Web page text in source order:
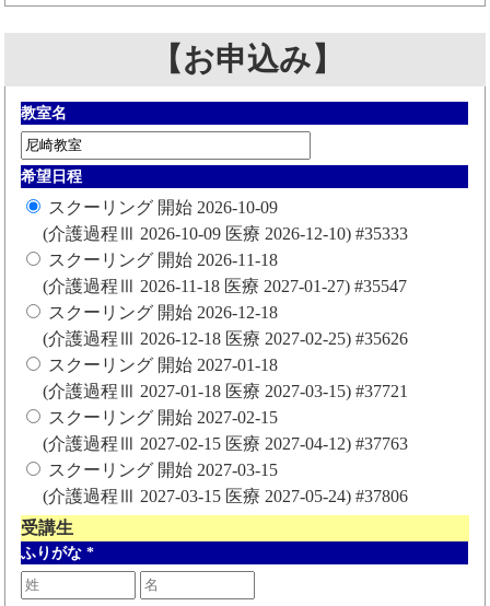
【お申込み】
教室名
希望日程
スクーリング 開始 2026-10-09
(介護過程Ⅲ 2026-10-09 医療 2026-12-10) #35333
スクーリング 開始 2026-11-18
(介護過程Ⅲ 2026-11-18 医療 2027-01-27) #35547
スクーリング 開始 2026-12-18
(介護過程Ⅲ 2026-12-18 医療 2027-02-25) #35626
スクーリング 開始 2027-01-18
(介護過程Ⅲ 2027-01-18 医療 2027-03-15) #37721
スクーリング 開始 2027-02-15
(介護過程Ⅲ 2027-02-15 医療 2027-04-12) #37763
スクーリング 開始 2027-03-15
(介護過程Ⅲ 2027-03-15 医療 2027-05-24) #37806
受講生
ふりがな *